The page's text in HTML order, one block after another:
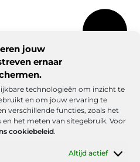
jouw
ernaar
technologieën om inzicht te
en om jouw ervaring te
verschillende functies, zoals het
het meten van sitegebruik. Voor
cookiebeleid.
Altijd actief